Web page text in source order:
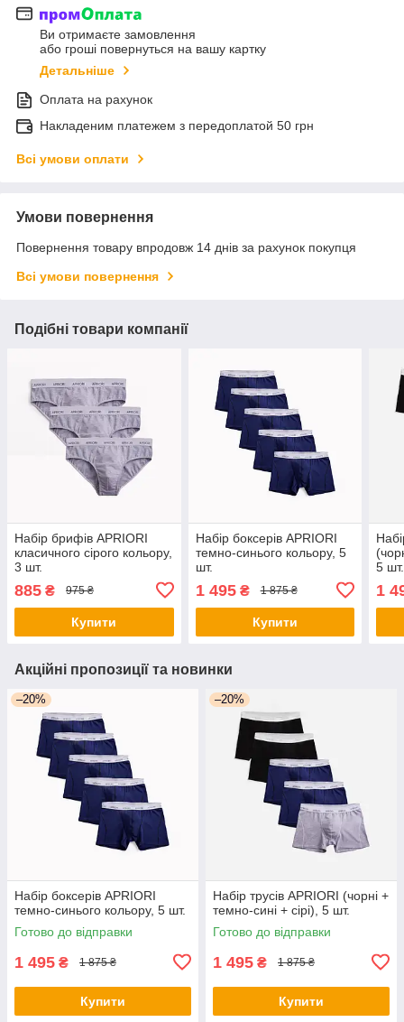
Ви отримаєте замовлення
або гроші повернуться на вашу картку
Детальніше
Оплата на рахунок
Накладеним платежем з передоплатой 50 грн
Всі умови оплати
Умови повернення
Повернення товару впродовж 14 днів за рахунок покупця
Всі умови повернення
Подібні товари компанії
Набір брифів APRIORI
класичного сірого кольору,
3 шт.
885 ₴ 975 ₴
Купити
Набір боксерів APRIORI
темно-синього кольору, 5
шт.
1 495₴ 1 875 ₴
Купити
5 шт.
1
Акційні пропозиції та новинки
–20%
Набір боксерів APRIORI
темно-синього кольору, 5 шт.
Готово до відправки
1 495 ₴ 1 875 ₴
Купити
–20%
Набір трусів APRIORI (чорні +
темно-сині + сірі), 5 шт.
Готово до відправки
1 495 ₴ 1 875 ₴
Купити